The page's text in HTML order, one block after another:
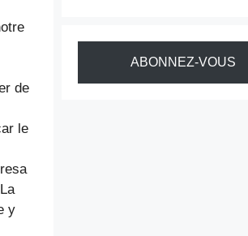
de
le
y
ABONNEZ-VOUS